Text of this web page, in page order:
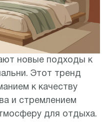
новые подходы к
Этот тренд
к качеству
и стремлением
для отдыха.